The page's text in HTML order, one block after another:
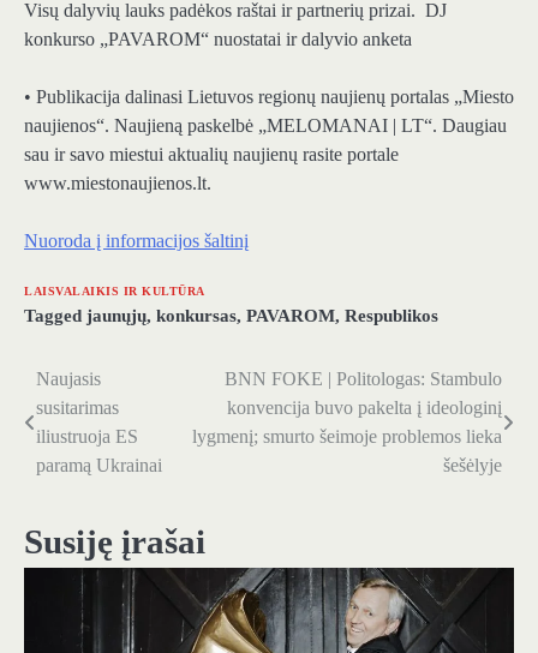
Visų dalyvių lauks padėkos raštai ir partnerių prizai. DJ
konkurso „PAVAROM“ nuostatai ir dalyvio anketa
• Publikacija dalinasi Lietuvos regionų naujienų portalas „Miesto
naujienos“. Naujieną paskelbė „MELOMANAI | LT“. Daugiau
sau ir savo miestui aktualių naujienų rasite portale
www.miestonaujienos.lt.
Nuoroda į informacijos šaltinį
LAISVALAIKIS IR KULTŪRA
Tagged jaunųjų, konkursas, PAVAROM, Respublikos
Navigacija
tarp
įrašų
Naujasis
susitarimas
iliustruoja ES
paramą Ukrainai
BNN FOKE | Politologas: Stambulo
konvencija buvo pakelta į ideologinį
lygmenį; smurto šeimoje problemos lieka
šešėlyje
Susiję įrašai